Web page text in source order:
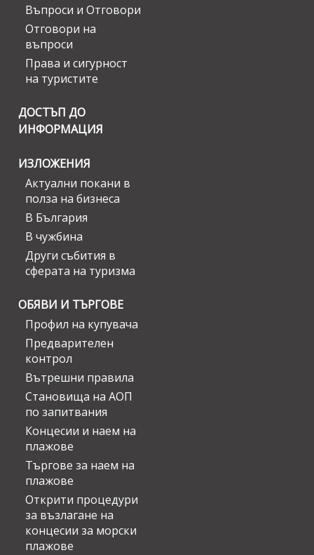
Въпроси и Отговори
Отговори на
въпроси
Права и сигурност
на туристите
ДОСТЪП ДО
ИНФОРМАЦИЯ
ИЗЛОЖЕНИЯ
Актуални покани в
полза на бизнеса
В България
В чужбина
Други събития в
сферата на туризма
ОБЯВИ И ТЪРГОВЕ
Профил на купувача
Предварителен
контрол
Вътрешни правила
Становища на АОП
по запитвания
Концесии и наем на
плажове
Търгове за наем на
плажове
Открити процедури
за възлагане на
концесии за морски
плажове